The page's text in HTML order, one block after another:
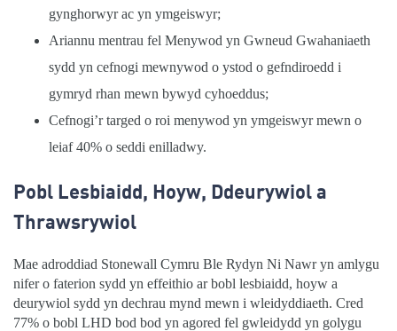
gynghorwyr ac yn ymgeiswyr;
Ariannu mentrau fel Menywod yn Gwneud Gwahaniaeth
sydd yn cefnogi mewnywod o ystod o gefndiroedd i
gymryd rhan mewn bywyd cyhoeddus;
Cefnogi’r targed o roi menywod yn ymgeiswyr mewn o
leiaf 40% o seddi enilladwy.
Pobl Lesbiaidd, Hoyw, Ddeurywiol a
Thrawsrywiol
Mae adroddiad Stonewall Cymru Ble Rydyn Ni Nawr yn amlygu
nifer o faterion sydd yn effeithio ar bobl lesbiaidd, hoyw a
deurywiol sydd yn dechrau mynd mewn i wleidyddiaeth. Cred
77% o bobl LHD bod bod yn agored fel gwleidydd yn golygu